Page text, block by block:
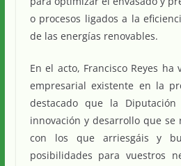
o procesos ligados a la
de las energías renovables.
En el acto, Francisco Reyes ha
empresarial existente en la
destacado que la
innovación y desarrollo que se
con los que arriesgáis y
posibilidades para vuestros